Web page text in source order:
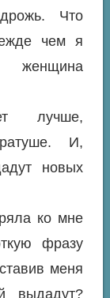
Что
чем я
женщина
лучше,
И,
новых
ко мне
фразу
меня
выдадут?